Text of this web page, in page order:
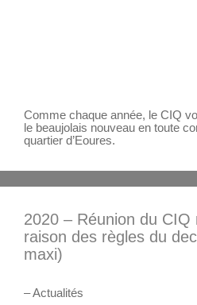
Comme chaque année, le CIQ
le beaujolais nouveau en toute
quartier d’Eoures.
2020 – Réunion du CIQ
raison des règles du
maxi)
– Actualités